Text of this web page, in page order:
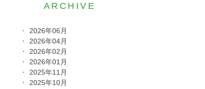
ARCHIVE
2026年06月
2026年04月
2026年02月
2026年01月
2025年11月
2025年10月